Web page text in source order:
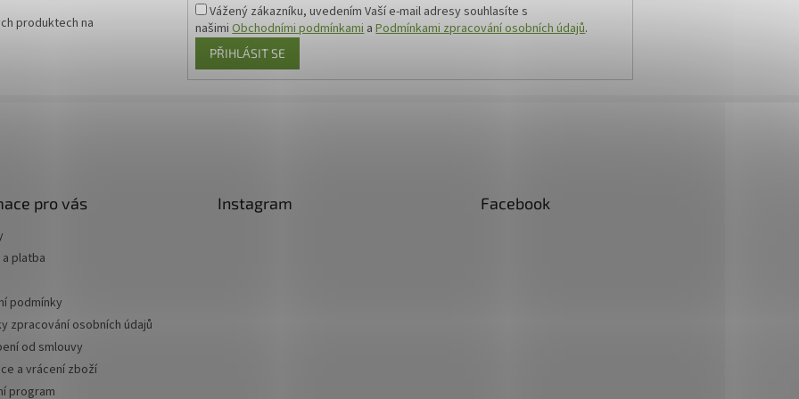
produktech na
Vážený zákazníku, uvedením Vaší e-mail adresy souhlasíte s
našimiObchodními podmínkamiaPodmínkami zpracování osobních údajů.
PŘIHLÁSIT SE
pro vás
platba
podmínky
zpracování osobních údajů
od smlouvy
a vrácení zboží
program
Instagram Facebook